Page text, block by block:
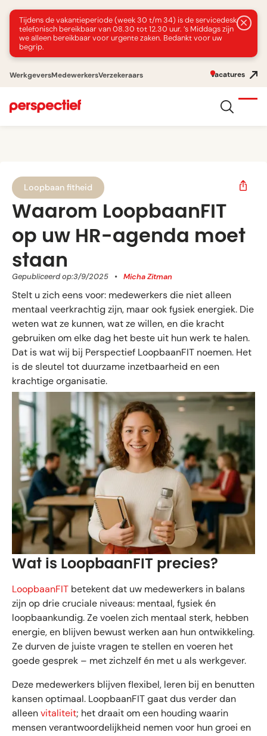
Tijdens de vakantieperiode (week 30 t/m 34) is de servicedesk
telefonisch bereikbaar van 08.30 tot 12.30 uur. ’s Middags zijn
we alleen bereikbaar voor urgente zaken. Bedankt voor uw
begrip.
WerkgeversMedewerkersVerzekeraars Vacatures
Loopbaan fitheid
Waarom LoopbaanFIT
op uw HR-agenda moet
staan
Gepubliceerd op:3/9/2025 • Micha Zitman
Stelt u zich eens voor: medewerkers die niet alleen
mentaal veerkrachtig zijn, maar ook fysiek energiek. Die
weten wat ze kunnen, wat ze willen, en die kracht
gebruiken om elke dag het beste uit hun werk te halen.
Dat is wat wij bij Perspectief LoopbaanFIT noemen. Het
is de sleutel tot duurzame inzetbaarheid en een
krachtige organisatie.
Wat is LoopbaanFIT precies?
LoopbaanFIT betekent dat uw medewerkers in balans
zijn op drie cruciale niveaus: mentaal, fysiek én
loopbaankundig. Ze voelen zich mentaal sterk, hebben
energie, en blijven bewust werken aan hun ontwikkeling.
Ze durven de juiste vragen te stellen en voeren het
goede gesprek – met zichzelf én met u als werkgever.
Deze medewerkers blijven flexibel, leren bij en benutten
kansen optimaal. LoopbaanFIT gaat dus verder dan
alleenvitaliteit; het draait om een houding waarin
mensen verantwoordelijkheid nemen voor hun groei en